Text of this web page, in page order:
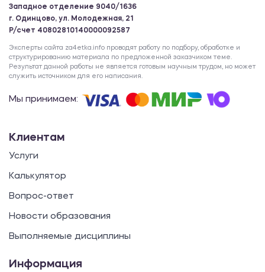
Западное отделение 9040/1636
г. Одинцово, ул. Молодежная, 21
Р/счет 40802810140000092587
Эксперты сайта za4etka.info проводят работу по подбору, обработке и
структурированию материала по предложенной заказчиком теме.
Результат данной работы не является готовым научным трудом, но может
служить источником для его написания.
Мы принимаем:
Клиентам
Услуги
Калькулятор
Вопрос-ответ
Новости образования
Выполняемые дисциплины
Информация